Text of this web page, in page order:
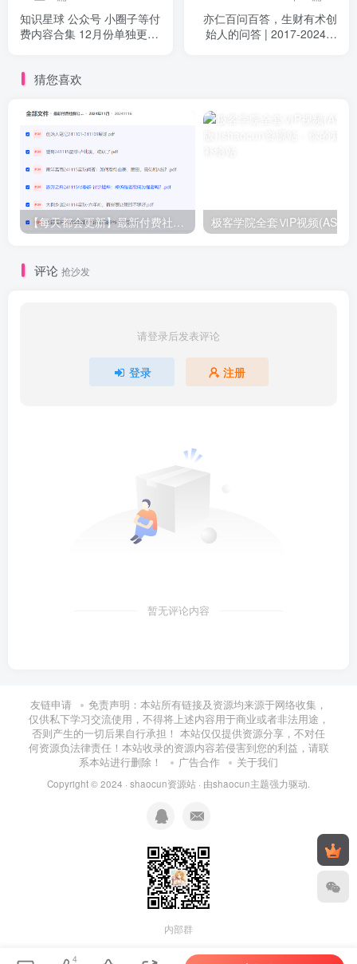
知识星球 公众号 小圈子等付
费内容合集 12月份单独更新
亦仁百问百答，生财有术创
始人的问答 | 2017-2024合
猜您喜欢
【每天都会更新】最新付费社群公众号文章 极客学院全套ⅥP视频(AS版)
评论 抢沙发
请登录后发表评论
登录 注册
暂无评论内容
友链申请
免责声明：本站所有链接及资源均来源于网络收集，
仅供私下学习交流使用，不得将上述内容用于商业或者非法用途，
否则产生的一切后果自行承担！ 本站仅仅提供资源分享，不对任
何资源负法律责任！本站收录的资源内容若侵害到您的利益，请联
系本站进行删除！
广告合作 关于我们
Copyright © 2024 · shaocun资源站 · 由shaocun主题强力驱动.
内部群
4